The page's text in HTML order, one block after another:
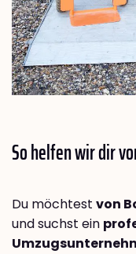
So helfen wir dir
Du möchtest von
und suchst ein